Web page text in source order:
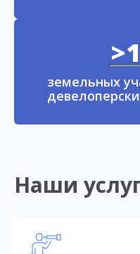
земельных
Наши